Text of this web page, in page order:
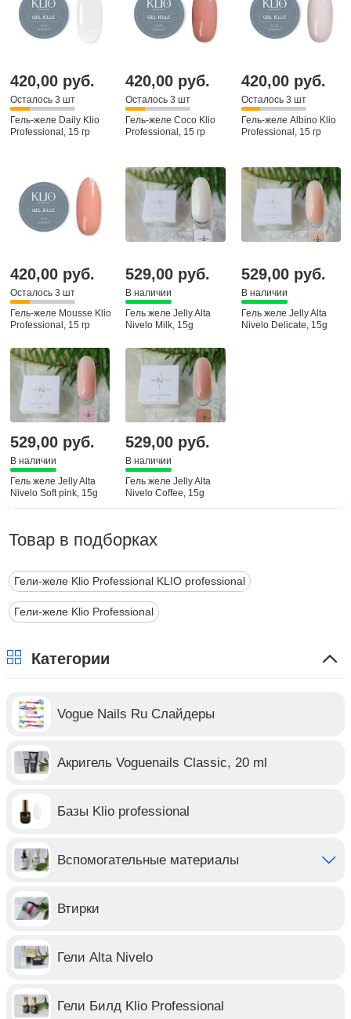
420,00 руб.
Осталось 3 шт
Гель-желе Daily Klio
Professional, 15 гр
420,00 руб.
Осталось 3 шт
Гель-желе Coco Klio
Professional, 15 гр
420,00 руб.
Осталось 3 шт
Гель-желе Albino Klio
Professional, 15 гр
420,00 руб.
Осталось 3 шт
Гель-желе Mousse Klio
Professional, 15 гр
529,00 руб.
В наличии
Гель желе Jelly Alta
Nivelo Milk, 15g
529,00 руб.
В наличии
Гель желе Jelly Alta
Nivelo Delicate, 15g
529,00 руб.
В наличии
Гель желе Jelly Alta
Nivelo Soft pink, 15g
529,00 руб.
В наличии
Гель желе Jelly Alta
Nivelo Coffee, 15g
Товар в подборках
Гели-желе Klio Professional KLIO professional
Гели-желе Klio Professional
Категории
Vogue Nails Ru Слайдеры
Акригель Voguenails Classic, 20 ml
Базы Klio professional
Вспомогательные материалы
Втирки
Гели Alta Nivelo
Гели Билд Klio Professional